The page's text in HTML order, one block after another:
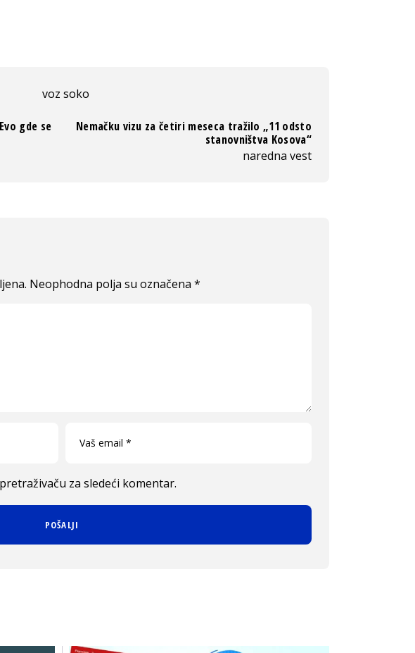
voz soko
gde se
Nemačku vizu za četiri meseca tražilo „11 odsto
stanovništva Kosova“
naredna vest
Neophodna polja su označena *
za sledeći komentar.